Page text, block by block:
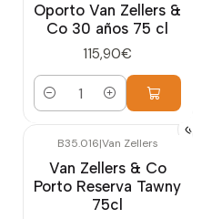
Oporto Van Zellers &
Co 30 años 75 cl
115,90€
Cantidad
B35.016|Van Zellers
Van Zellers & Co
Porto Reserva Tawny
75cl